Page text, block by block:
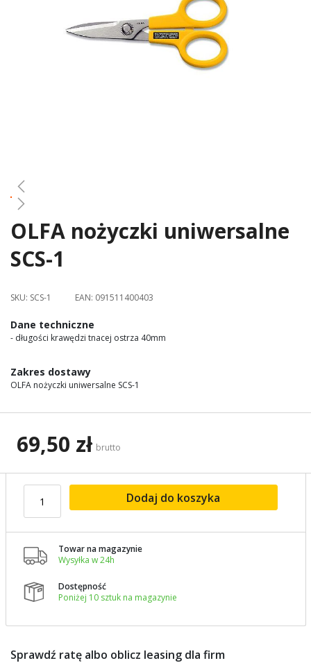
Skip
the
of
images
gallery
OLFA nożyczki uniwersalne
SCS-1
SKU: SCS-1 EAN: 091511400403
Dane techniczne
- długości krawędzi tnacej ostrza 40mm
Zakres dostawy
OLFA nożyczki uniwersalne SCS-1
69,50 zł brutto
Dodaj do koszyka

Towar na magazynie
Wysyłka w 24h

Dostępność
Poniżej 10 sztuk na magazynie
Sprawdź ratę albo oblicz leasing dla firm